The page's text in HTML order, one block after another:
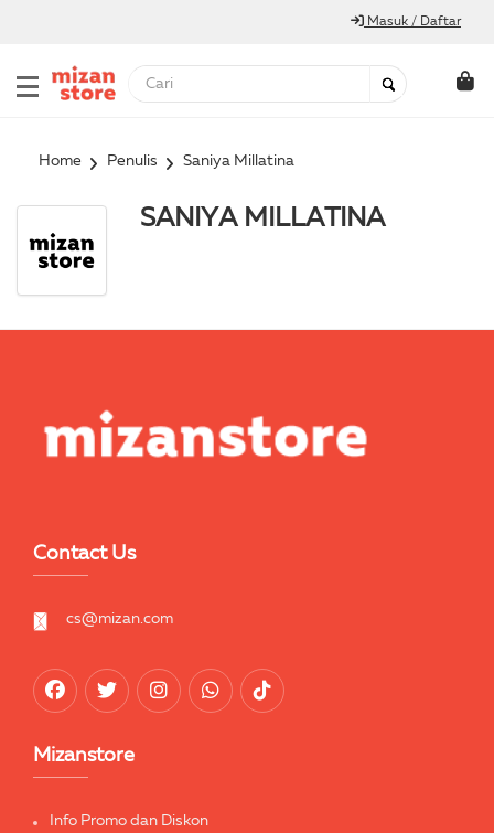
Masuk / Daftar
Home Penulis Saniya Millatina
SANIYA MILLATINA
Contact Us
cs@mizan.com
Mizanstore
Info Promo dan Diskon